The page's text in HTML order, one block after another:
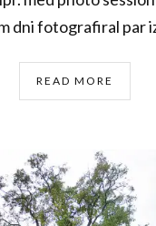
dni fotografiral par
READ MORE